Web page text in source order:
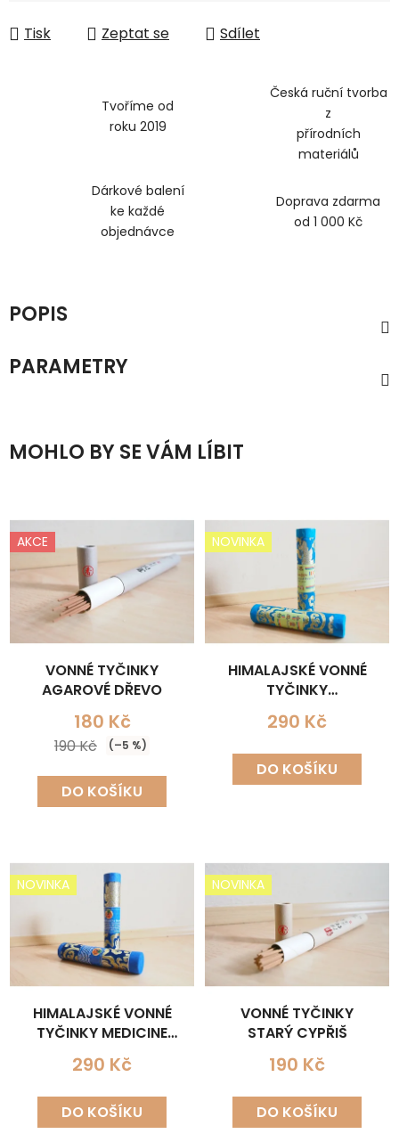
Tisk
Zeptat se Sdílet
Tvoříme od
roku 2019
Česká ruční tvorba
z
přírodních
materiálů
Dárkové balení
ke každé
objednávce
Doprava zdarma
od 1 000 Kč
POPIS
PARAMETRY
MOHLO BY SE VÁM LÍBIT
AKCE
VONNÉ TYČINKY
AGAROVÉ DŘEVO
180 Kč
190 Kč (–5 %)
DO KOŠÍKU
NOVINKA
HIMALAJSKÉ VONNÉ
TYČINKY
SANDALWOOD
INSENCE
290 Kč
DO KOŠÍKU
NOVINKA
HIMALAJSKÉ VONNÉ
TYČINKY MEDICINE
BUDDHA INSENCE
290 Kč
DO KOŠÍKU
NOVINKA
VONNÉ TYČINKY
STARÝ CYPŘIŠ
190 Kč
DO KOŠÍKU